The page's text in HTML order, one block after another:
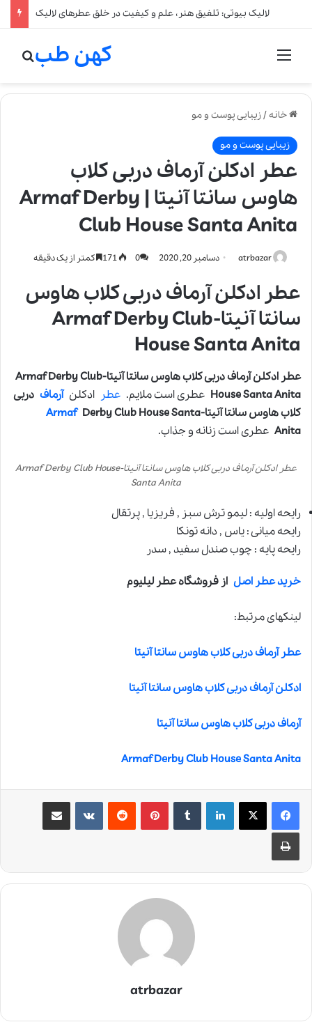
لالیک بیوتی: تلفیق هنر، علم و کیفیت در خلق عطرهای لالیک
منو کهن طب
خانه/زیبایی پوست و مو
زیبایی پوست و مو
عطر ادکلن آرماف دربی کلاب
هاوس سانتا آنیتا | Armaf Derby
Club House Santa Anita
atrbazar دسامبر 20, 2020 0 کمتر از یک دقیقه
عطر ادکلن آرماف دربی کلاب هاوس
سانتا آنیتا-Armaf Derby Club
House Santa Anita
عطر ادکلن آرماف دربی کلاب هاوس سانتا آنیتا-Armaf Derby Club
House Santa Anita عطری است ملایم. عطر ادکلنآرماف دربی
کلاب هاوس سانتا آنیتا-
ArmafDerby Club House Santa
Anita عطری است زنانه و جذاب.
عطر ادکلن آرماف دربی کلاب هاوس سانتا آنیتا-Armaf Derby Club House
Santa Anita
رایحه اولیه : لیمو ترش سبز , فریزیا , پرتقال
رایحه میانی : یاس , دانه تونکا
رایحه پایه : چوب صندل سفید , سدر
خرید عطر اصل از فروشگاه عطر لیلیوم
لینکهای مرتبط:
عطر آرماف دربی کلاب هاوس سانتا آنیتا
ادکلن آرماف دربی کلاب هاوس سانتا آنیتا
آرماف دربی کلاب هاوس سانتا آنیتا
Armaf Derby Club House Santa Anita
لینکدین ‫تامبلر ‫پین‌ترست‫رددیت ‫VKontakteاشتراک گذاری از طریق ایمیل
چاپ
atrbazar